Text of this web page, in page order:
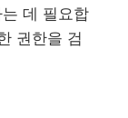
데 필요합
권한을 검